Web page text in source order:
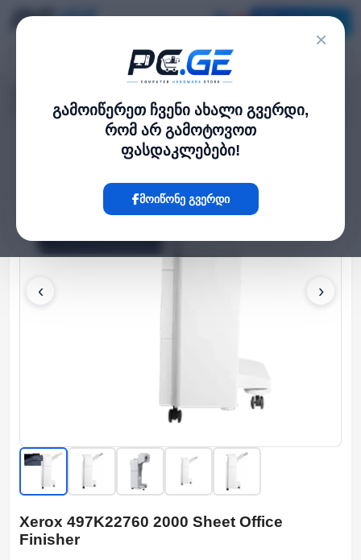
×
გამოიწერეთ ჩვენი ახალი გვერდი,
რომ არ გამოტოვოთ
ფასდაკლებები!
მოიწონე გვერდი
Xerox 497K22760 2000 Sheet Office Finisher
‹ ›
Xerox 497K22760 2000 Sheet Office
Finisher